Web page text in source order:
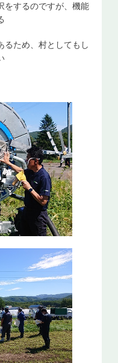
をするのですが、機能
るため、村としてもし